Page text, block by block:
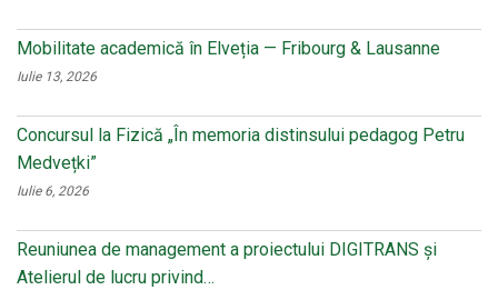
Mobilitate academică în Elveția — Fribourg & Lausanne
Iulie 13, 2026
Concursul la Fizică „În memoria distinsului pedagog Petru
Medvețki”
Iulie 6, 2026
Reuniunea de management a proiectului DIGITRANS și
Atelierul de lucru privind…